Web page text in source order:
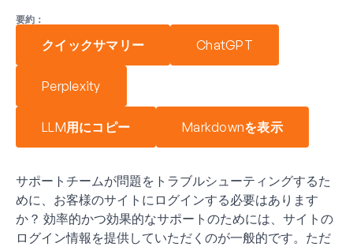
要約：
クイックサマリー ChatGPT
Perplexity
LLM用にコピー Markdownを表示
サポートチームが問題をトラブルシューティングするた
めに、お客様のサイトにログインする必要はあります
か？ 効率的かつ効果的なサポートのためには、サイトの
ログイン情報を提供していただくのが一般的です。ただ